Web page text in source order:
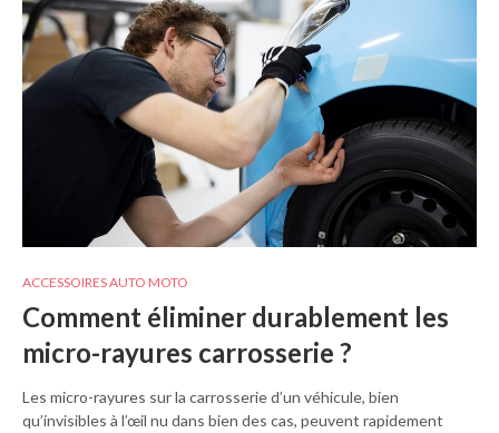
ACCESSOIRES AUTO MOTO
Comment éliminer durablement les
micro-rayures carrosserie ?
Les micro-rayures sur la carrosserie d’un véhicule, bien
qu’invisibles à l’œil nu dans bien des cas, peuvent rapidement